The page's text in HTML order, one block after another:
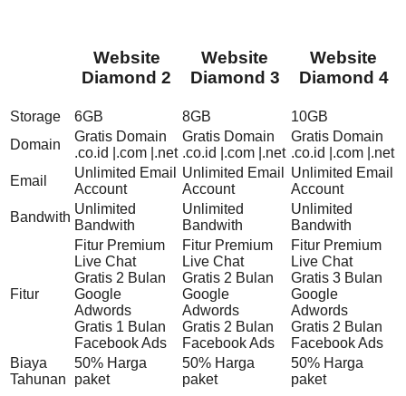
Website
Diamond 2
Website
Diamond 3
Website
Diamond 4
Storage 6GB 8GB
10GB
Domain
Gratis Domain
.co.id |.com |.net
Gratis Domain
.co.id |.com |.net
Gratis Domain
.co.id |.com |.net
Email
Unlimited Email
Account
Unlimited Email
Account
Unlimited Email
Account
Bandwith
Unlimited
Bandwith
Unlimited
Bandwith
Unlimited
Bandwith
Fitur
Fitur Premium
Live Chat
Gratis 2 Bulan
Google
Adwords
Gratis 1 Bulan
Facebook Ads
Fitur Premium
Live Chat
Gratis 2 Bulan
Google
Adwords
Gratis 2 Bulan
Facebook Ads
Fitur Premium
Live Chat
Gratis 3 Bulan
Google
Adwords
Gratis 2 Bulan
Facebook Ads
Biaya
Tahunan
50% Harga
paket
50% Harga
paket
50% Harga
paket